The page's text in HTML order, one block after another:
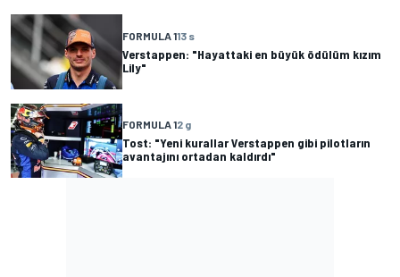
FORMULA 113 s
Verstappen: "Hayattaki en büyük ödülüm kızım
Lily"
FORMULA 12 g
Tost: "Yeni kurallar Verstappen gibi pilotların
avantajını ortadan kaldırdı"